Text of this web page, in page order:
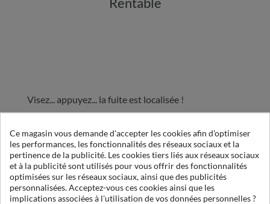
Visez... appuyez... la fuite est localisée !
VOIR LES MODÈLES DISPONIBLES
Pour en savoir plus
Ce magasin vous demande d'accepter les cookies afin d'optimiser
les performances, les fonctionnalités des réseaux sociaux et la
pertinence de la publicité. Les cookies tiers liés aux réseaux sociaux
et à la publicité sont utilisés pour vous offrir des fonctionnalités
optimisées sur les réseaux sociaux, ainsi que des publicités
personnalisées. Acceptez-vous ces cookies ainsi que les
implications associées à l'utilisation de vos données personnelles ?